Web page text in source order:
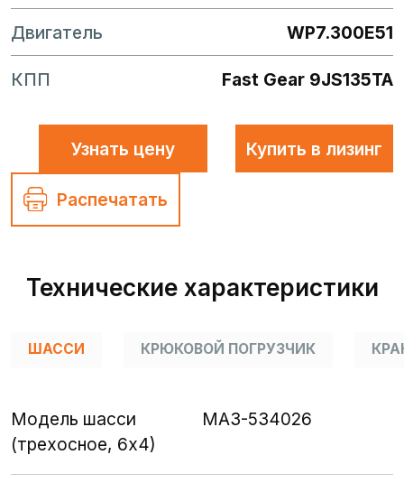
Двигатель WP7.300E51
КПП Fast Gear 9JS135TA
Узнать цену Купить в лизинг
Распечатать
Технические характеристики
ШАССИ КРЮКОВОЙ ПОГРУЗЧИК
Модель шасси
(трехосное, 6х4)
МАЗ-534026